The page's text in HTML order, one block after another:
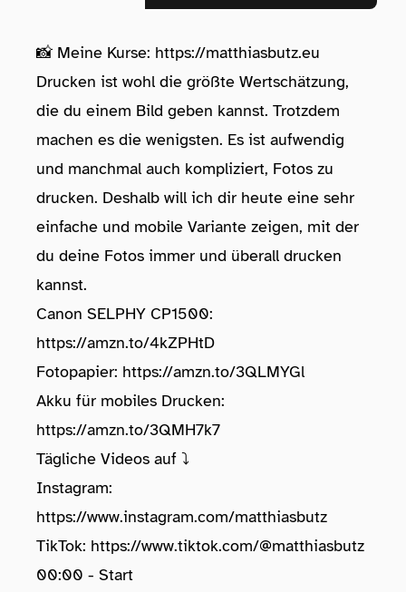
📸 Meine Kurse: https://matthiasbutz.eu
Drucken ist wohl die größte Wertschätzung,
die du einem Bild geben kannst. Trotzdem
machen es die wenigsten. Es ist aufwendig
und manchmal auch kompliziert, Fotos zu
drucken. Deshalb will ich dir heute eine sehr
einfache und mobile Variante zeigen, mit der
du deine Fotos immer und überall drucken
kannst.
Canon SELPHY CP1500:
https://amzn.to/4kZPHtD
Fotopapier: https://amzn.to/3QLMYGl
Akku für mobiles Drucken:
https://amzn.to/3QMH7k7
Tägliche Videos auf ⤵️
Instagram:
https://www.instagram.com/matthiasbutz
TikTok: https://www.tiktok.com/@matthiasbutz
00:00 - Start